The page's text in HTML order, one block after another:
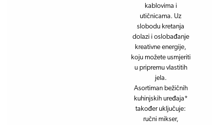
kablovima i
utičnicama. Uz
slobodu kretanja
dolazi i oslobađanje
kreativne energije,
koju možete usmjeriti
u pripremu vlastitih
jela.
Asortiman bežičnih
kuhinjskih uređaja*
također uključuje:
ručni mikser,